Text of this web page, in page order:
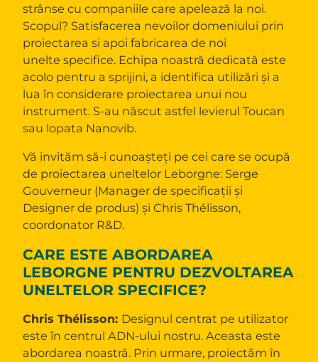
strânse cu companiile care apelează la noi.
Scopul? Satisfacerea nevoilor domeniului prin
proiectarea si apoi fabricarea de noi
unelte specifice. Echipa noastră dedicată este
acolo pentru a sprijini, a identifica utilizări și a
lua în considerare proiectarea unui nou
instrument. S-au născut astfel levierul Toucan
sau lopata Nanovib.
Vă invităm să-i cunoașteți pe cei care se ocupă
de proiectarea uneltelor Leborgne: Serge
Gouverneur (Manager de specificații și
Designer de produs) și Chris Thélisson,
coordonator R&D.
CARE ESTE ABORDAREA
LEBORGNE PENTRU DEZVOLTAREA
UNELTELOR SPECIFICE?
Chris Thélisson: Designul centrat pe utilizator
este în centrul ADN-ului nostru. Aceasta este
abordarea noastră. Prin urmare, proiectăm în